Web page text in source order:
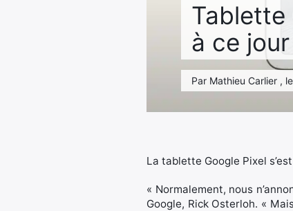
Tablette
à ce jour
Par Mathieu Carlier ,
La tablette Google Pixel
« Normalement, nous
Google, Rick Osterloh. «